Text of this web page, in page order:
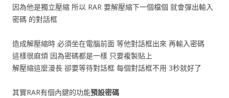
因為他是獨立壓縮 所以 RAR 要解壓縮下一個檔個 就會彈出輸入
密碼 的對話框
造成解壓縮時 必須坐在電腦前面 等他對話框出來 再輸入密碼
這樣很麻煩 因為密碼都是一樣 只要複製貼上
解壓縮這麼漫長 卻要等待對話框 每個對話框不用 3秒就好了
其實RAR有個內鍵的功能預設密碼